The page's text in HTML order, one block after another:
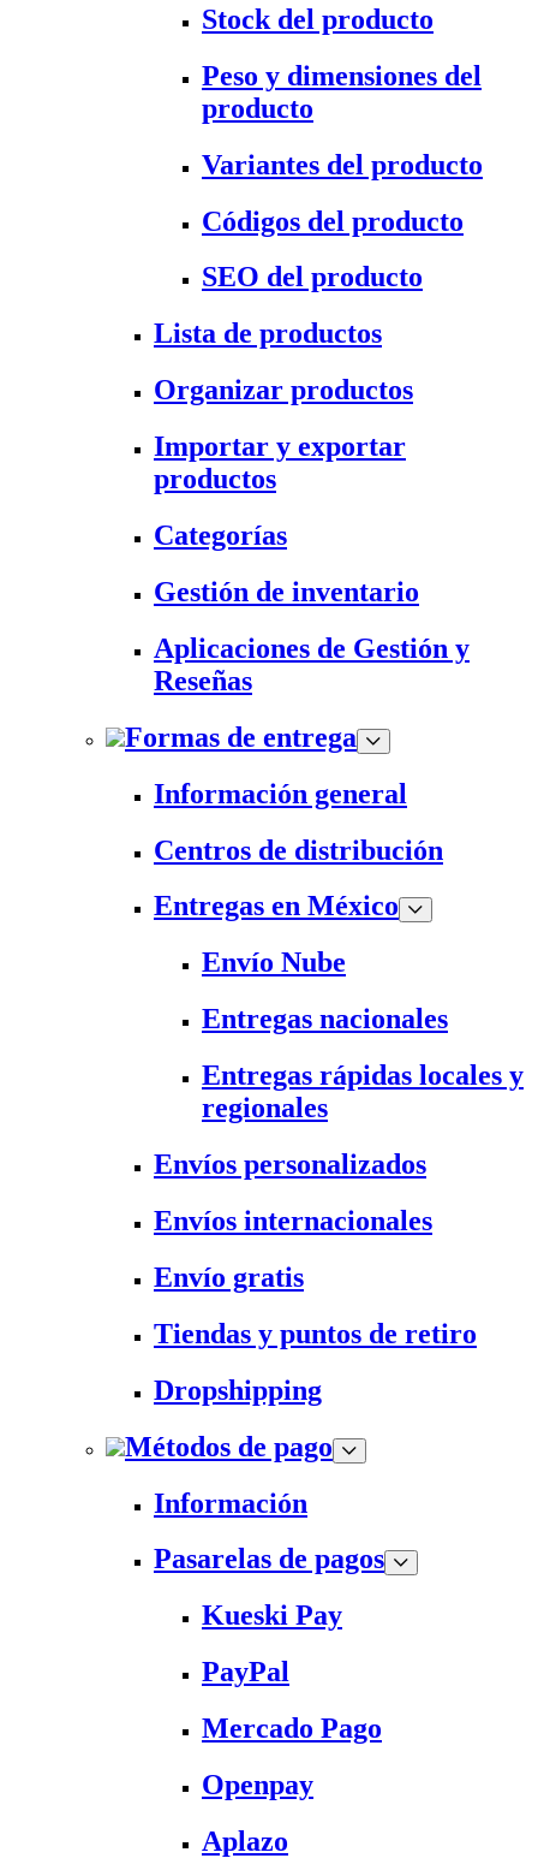
Stock del producto
Peso y dimensiones del
producto
Variantes del producto
Códigos del producto
SEO del producto
Lista de productos
Organizar productos
Importar y exportar
productos
Categorías
Gestión de inventario
Aplicaciones de Gestión y
Reseñas
Formas de entrega
Información general
Centros de distribución
Entregas en México
Envío Nube
Entregas nacionales
Entregas rápidas locales y
regionales
Envíos personalizados
Envíos internacionales
Envío gratis
Tiendas y puntos de retiro
Dropshipping
Métodos de pago
Información
Pasarelas de pagos
Kueski Pay
PayPal
Mercado Pago
Openpay
Aplazo